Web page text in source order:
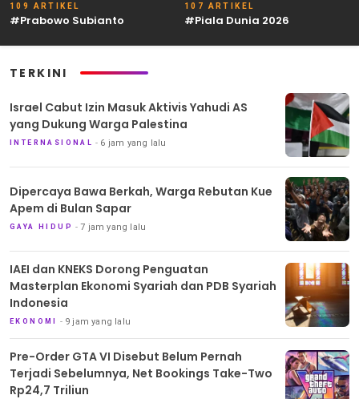
109 ARTIKEL
#Prabowo Subianto
107 ARTIKEL
#Piala Dunia 2026
TERKINI
Israel Cabut Izin Masuk Aktivis Yahudi AS
yang Dukung Warga Palestina
INTERNASIONAL 6 jam yang lalu
Dipercaya Bawa Berkah, Warga Rebutan Kue
Apem di Bulan Sapar
GAYA HIDUP 7 jam yang lalu
IAEI dan KNEKS Dorong Penguatan
Masterplan Ekonomi Syariah dan PDB Syariah
Indonesia
EKONOMI 9 jam yang lalu
Pre-Order GTA VI Disebut Belum Pernah
Terjadi Sebelumnya, Net Bookings Take-Two
Rp24,7 Triliun